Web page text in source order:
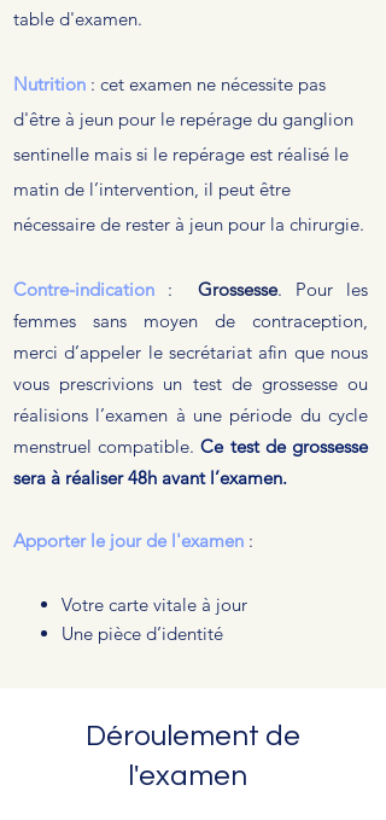
table d'examen.
Nutrition : cet examen ne nécessite pas
d'être à jeun pour le repérage du ganglion
sentinelle mais si le repérage est réalisé le
matin de l’intervention, il peut être
nécessaire de rester à jeun pour la chirurgie.
Contre-indication :Grossesse. Pour les
femmes sans moyen de contraception,
merci d’appeler le secrétariat afin que nous
vous prescrivions un test de grossesse ou
réalisions l’examen à une période du cycle
menstruel compatible.Ce test de grossesse
sera à réaliser 48h avant l’examen.
Apporter le jour de l'examen :
Votre carte vitale à jour
Une pièce d’identité
Déroulement de
l'examen